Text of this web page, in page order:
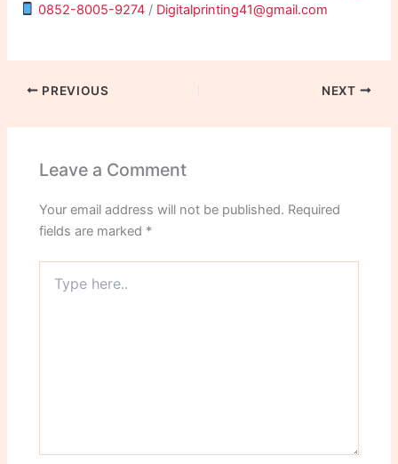
0852-8005-9274 / Digitalprinting41@gmail.com
PREVIOUS NEXT
Leave a Comment
Your email address will not be published. Required
fields are marked *
here..